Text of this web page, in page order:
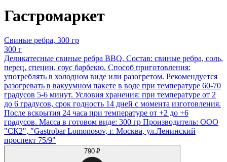
Гастромаркет
Свиные ребра, 300 гр
300 г
Деликатесные свиные ребра BBQ. Состав: свиные ребра, соль,
перец, специи, соус барбекю. Способ приготовления:
употреблять в холодном виде или разогретом. Рекомендуется
разогревать в вакуумном пакете в воде при температуре 60-70
градусов 5-6 минут. Условия хранения: при температуре от 2
до 6 градусов, срок годность 14 дней с момента изготовления.
После вскрытия 24 часа при температуре от +2 до +6
градусов. Масса в готовом виде: 300 гр Производитель: ООО
"СК2", "Gastrobar Lomonosov, г. Москва, ул.Ленинский
проспект 75/9"
790 ₽